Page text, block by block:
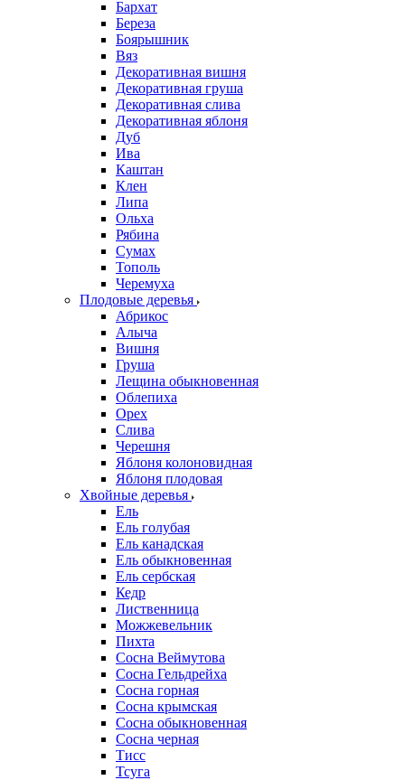
Бархат
Береза
Боярышник
Вяз
Декоративная вишня
Декоративная груша
Декоративная слива
Декоративная яблоня
Дуб
Ива
Каштан
Клен
Липа
Ольха
Рябина
Сумах
Тополь
Черемуха
Плодовые деревья
Абрикос
Алыча
Вишня
Груша
Лещина обыкновенная
Облепиха
Орех
Слива
Черешня
Яблоня колоновидная
Яблоня плодовая
Хвойные деревья
Ель
Ель голубая
Ель канадская
Ель обыкновенная
Ель сербская
Кедр
Лиственница
Можжевельник
Пихта
Сосна Веймутова
Сосна Гельдрейха
Сосна горная
Сосна крымская
Сосна обыкновенная
Сосна черная
Тисс
Тсуга